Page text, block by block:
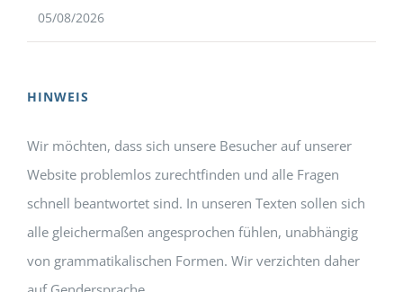
05/08/2026
HINWEIS
Wir möchten, dass sich unsere Besucher auf unserer
Website problemlos zurechtfinden und alle Fragen
schnell beantwortet sind. In unseren Texten sollen sich
alle gleichermaßen angesprochen fühlen, unabhängig
von grammatikalischen Formen. Wir verzichten daher